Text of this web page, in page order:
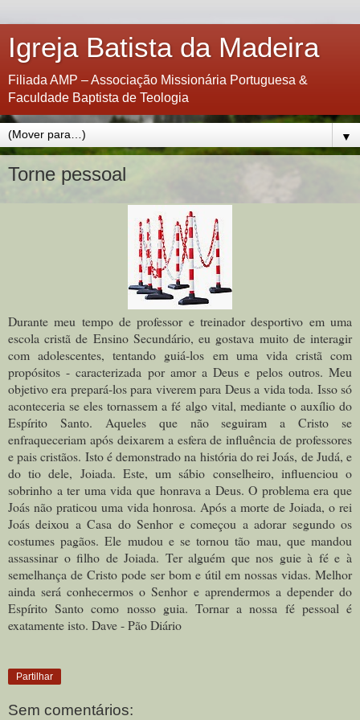
Igreja Batista da Madeira
Filiada AMP – Associação Missionária Portuguesa &
Faculdade Baptista de Teologia
▼
Torne pessoal
Durante meu tempo de professor e treinador desportivo em uma
escola cristã de Ensino Secundário, eu gostava muito de interagir
com adolescentes, tentando guiá-los em uma vida cristã com
propósitos - caracterizada por amor a Deus e pelos outros. Meu
objetivo era prepará-los para viverem para Deus a vida toda. Isso só
aconteceria se eles tornassem a fé algo vital, mediante o auxílio do
Espírito Santo. Aqueles que não seguiram a Cristo se
enfraqueceriam após deixarem a esfera de influência de professores
e pais cristãos. Isto é demonstrado na história do rei Joás, de Judá, e
do tio dele, Joiada. Este, um sábio conselheiro, influenciou o
sobrinho a ter uma vida que honrava a Deus. O problema era que
Joás não praticou uma vida honrosa. Após a morte de Joiada, o rei
Joás deixou a Casa do Senhor e começou a adorar segundo os
costumes pagãos. Ele mudou e se tornou tão mau, que mandou
assassinar o filho de Joiada. Ter alguém que nos guie à fé e à
semelhança de Cristo pode ser bom e útil em nossas vidas. Melhor
ainda será conhecermos o Senhor e aprendermos a depender do
Espírito Santo como nosso guia. Tornar a nossa fé pessoal é
exatamente isto. Dave - Pão Diário
Partilhar
Sem comentários: